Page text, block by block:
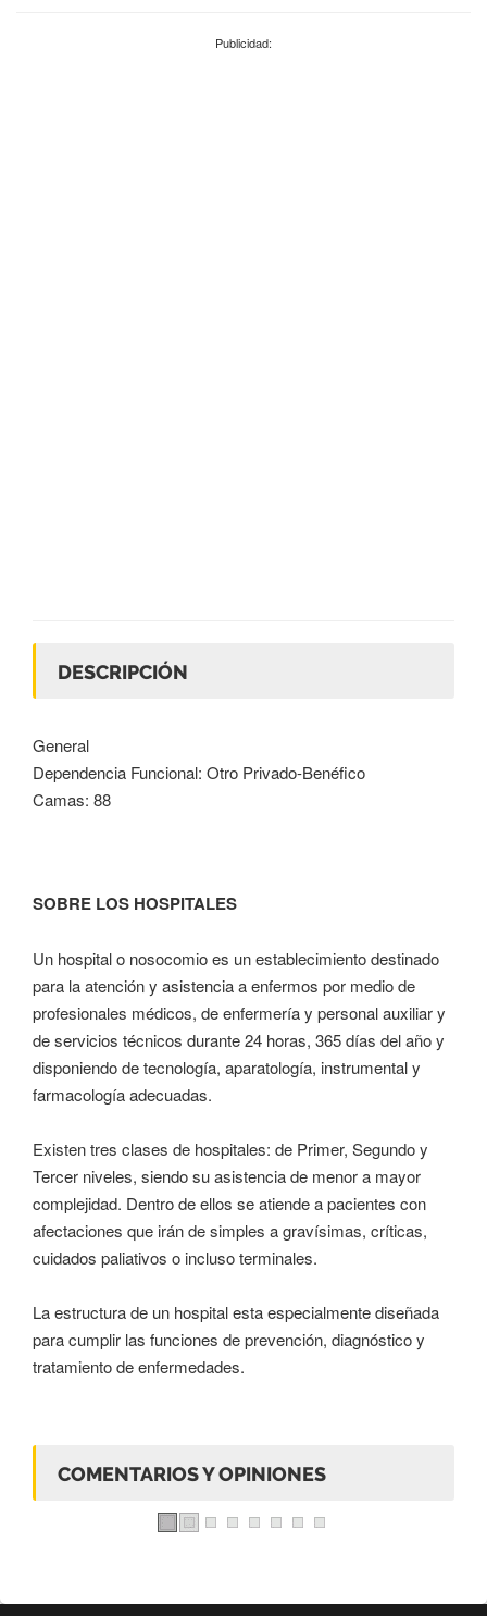
Publicidad:
DESCRIPCIÓN
General
Dependencia Funcional: Otro Privado-Benéfico
Camas: 88
SOBRE LOS HOSPITALES
Un hospital o nosocomio es un establecimiento destinado
para la atención y asistencia a enfermos por medio de
profesionales médicos, de enfermería y personal auxiliar y
de servicios técnicos durante 24 horas, 365 días del año y
disponiendo de tecnología, aparatología, instrumental y
farmacología adecuadas.
Existen tres clases de hospitales: de Primer, Segundo y
Tercer niveles, siendo su asistencia de menor a mayor
complejidad. Dentro de ellos se atiende a pacientes con
afectaciones que irán de simples a gravísimas, críticas,
cuidados paliativos o incluso terminales.
La estructura de un hospital esta especialmente diseñada
para cumplir las funciones de prevención, diagnóstico y
tratamiento de enfermedades.
COMENTARIOS Y OPINIONES